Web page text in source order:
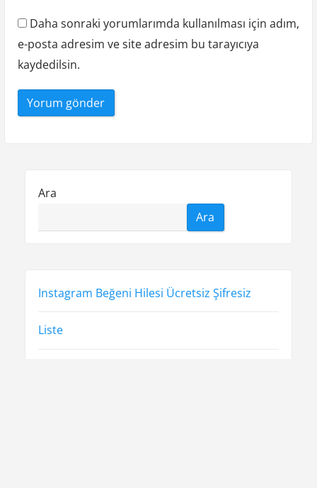
Daha sonraki yorumlarımda kullanılması için adım,
e-posta adresim ve site adresim bu tarayıcıya
kaydedilsin.
Ara
Ara
Instagram Beğeni Hilesi Ücretsiz Şifresiz
Liste